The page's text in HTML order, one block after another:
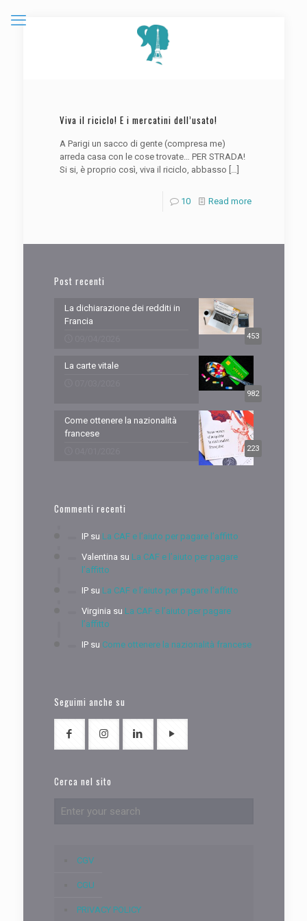
Viva il riciclo! E i mercatini dell’usato!
A Parigi un sacco di gente (compresa me)
arreda casa con le cose trovate… PER STRADA!
Si si, è proprio così, viva il riciclo, abbasso […]
10 Read more
Post recenti
453
La dichiarazione dei redditi in
Francia
982
La carte vitale
223
Come ottenere la nazionalità
francese
Commenti recenti
IPsu La CAF e l’aiuto per pagare l’affitto
Valentina su La CAF e l’aiuto per pagare
l’affitto
IPsu La CAF e l’aiuto per pagare l’affitto
Virginia su La CAF e l’aiuto per pagare
l’affitto
IPsu Come ottenere la nazionalità francese
Seguimi anche su
Cerca nel sito
CGV
CGU
PRIVACY POLICY